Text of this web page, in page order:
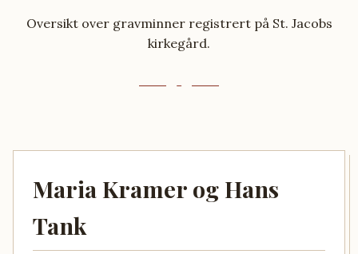
Oversikt over gravminner registrert på St. Jacobs
kirkegård.
Maria Kramer og Hans
Tank